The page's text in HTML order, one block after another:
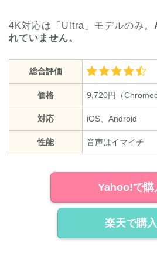
4K対応は「Ultra」モデルのみ。
れていません。
総合評価
価格 9,720円（
対応 iOS、Android
性能 音声はイマイチ
Yahoo!で購
楽天で購入